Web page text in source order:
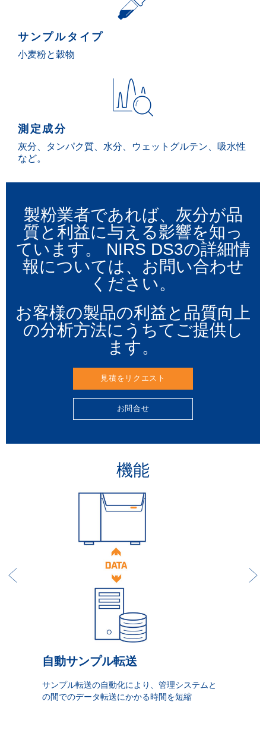
サンプルタイプ
小麦粉と穀物
測定成分
灰分、タンパク質、水分、ウェットグルテン、吸水性
など。
製粉業者であれば、灰分が品
質と利益に与える影響を知っ
ています。 NIRS DS3の詳細情
報については、お問い合わせ
ください。
お客様の製品の利益と品質向上
の分析方法にうちてご提供し
ます。
見積をリクエスト
お問合せ
機能
自動サンプル転送
サンプル転送の自動化により、管理システムと
の間でのデータ転送にかかる時間を短縮